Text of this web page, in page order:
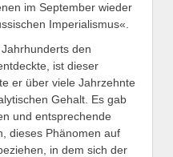
im September wieder
Imperialismus«.
den
ist dieser
er über viele Jahrzehnte
Gehalt. Es gab
und entsprechende
dieses Phänomen auf
in dem sich der